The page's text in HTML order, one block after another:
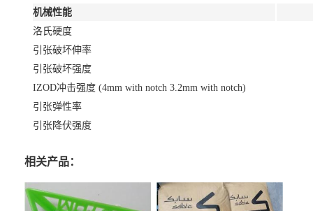
机械性能
洛氏硬度
引张破坏伸率
引张破坏强度
IZOD冲击强度 (4mm with notch 3.2mm with notch)
引张弹性率
引张降伏强度
相关产品：